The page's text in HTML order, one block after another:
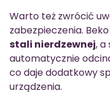
Warto też zwrócić
zabezpieczenia.
stali nierdzewnej, a
automatycznie
co daje dodatkowy
urządzenia.